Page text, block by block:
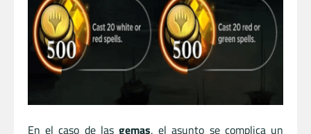
En el caso de las gemas, el asunto se complica un